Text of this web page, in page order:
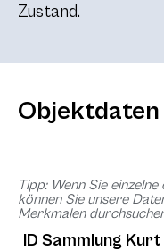
Zustand.
Objektdaten
Tipp: Wenn Sie
können Sie unsere
Merkmalen
ID Sammlung